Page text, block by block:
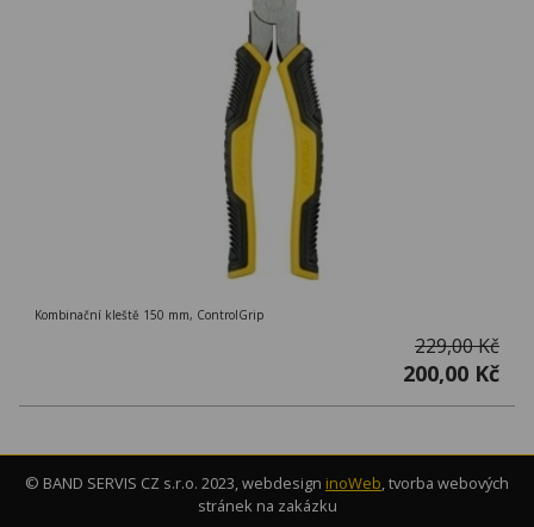
Kombinační kleště 150 mm, ControlGrip
229,00 Kč
200,00 Kč
© BAND SERVIS CZ s.r.o. 2023, webdesign inoWeb, tvorba webových
stránek na zakázku